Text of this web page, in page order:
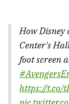
How Disney
Center's
foot screen
https://t.co/